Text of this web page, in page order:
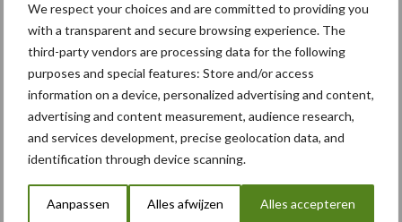
We respect your choices and are committed to providing you
with a transparent and secure browsing experience. The
third-party vendors are processing data for the following
purposes and special features: Store and/or access
information on a device, personalized advertising and content,
advertising and content measurement, audience research,
and services development, precise geolocation data, and
identification through device scanning.
Aanpassen Alles afwijzen Alles accepteren
Bart Persoon
Fendt kondigt nieuwe trekker aan deze
herfst
Edward BakkeropMijn trekker: Case IH Magnum 7250
PRO van Donaat Croes
Danny HoerensopLoonwerker in beeld: Landbouwwerken
Hoerens (Zottegem)
PhilipsopJF AV stalmeststrooier: polyvalent en eenvoud
troef